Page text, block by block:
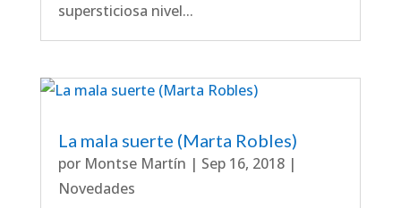
supersticiosa nivel...
La mala suerte (Marta Robles)
por Montse Martín | Sep 16, 2018|
Novedades